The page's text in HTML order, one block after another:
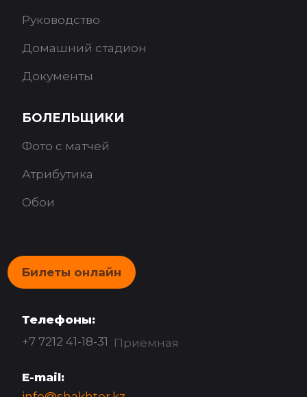
Руководство
Домашний стадион
Документы
БОЛЕЛЬЩИКИ
Фото с матчей
Атрибутика
Обои
Билеты онлайн
Телефоны:
+7 7212 41-18-31 Приёмная
E-mail: